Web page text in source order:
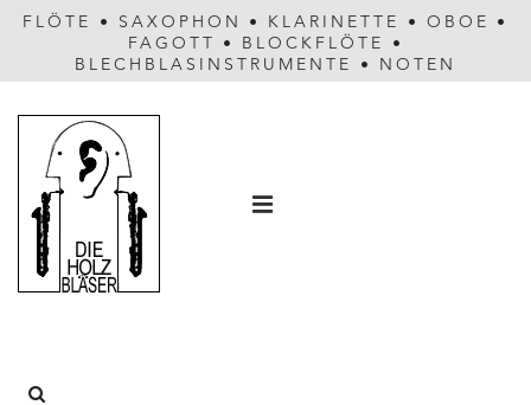
FLÖTE • SAXOPHON • KLARINETTE • OBOE
•
FAGOTT
• BLOCKFLÖTE
•
BLECHBLASINSTRUMENTE
• NOTEN